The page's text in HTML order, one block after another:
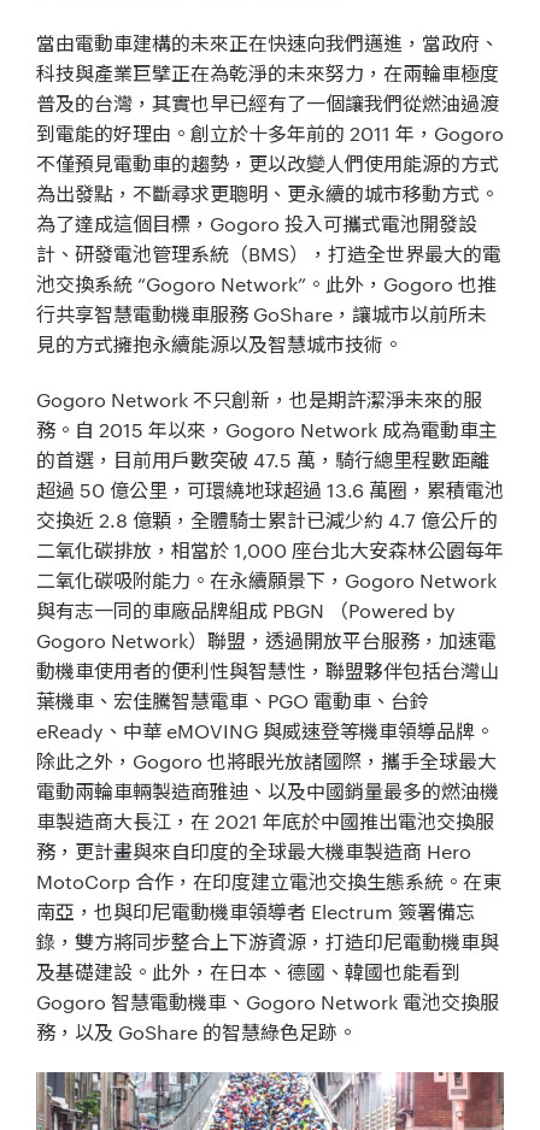
當由電動車建構的未來正在快速向我們邁進，當政府、
科技與產業巨擘正在為乾淨的未來努力，在兩輪車極度
普及的台灣，其實也早已經有了一個讓我們從燃油過渡
到電能的好理由。創立於十多年前的 2011 年，Gogoro
不僅預見電動車的趨勢，更以改變人們使用能源的方式
為出發點，不斷尋求更聰明、更永續的城市移動方式。
為了達成這個目標，Gogoro 投入可攜式電池開發設
計、研發電池管理系統（BMS），打造全世界最大的電
池交換系統 “Gogoro Network”。此外，Gogoro 也推
行共享智慧電動機車服務 GoShare，讓城市以前所未
見的方式擁抱永續能源以及智慧城市技術。
Gogoro Network 不只創新，也是期許潔淨未來的服
務。自 2015 年以來，Gogoro Network 成為電動車主
的首選，目前用戶數突破 47.5 萬，騎行總里程數距離
超過 50 億公里，可環繞地球超過 13.6 萬圈，累積電池
交換近 2.8 億顆，全體騎士累計已減少約 4.7 億公斤的
二氧化碳排放，相當於 1,000 座台北大安森林公園每年
二氧化碳吸附能力。在永續願景下，Gogoro Network
與有志一同的車廠品牌組成 PBGN （Powered by
Gogoro Network）聯盟，透過開放平台服務，加速電
動機車使用者的便利性與智慧性，聯盟夥伴包括台灣山
葉機車、宏佳騰智慧電車、PGO 電動車、台鈴
eReady、中華 eMOVING 與威速登等機車領導品牌。
除此之外，Gogoro 也將眼光放諸國際，攜手全球最大
電動兩輪車輛製造商雅迪、以及中國銷量最多的燃油機
車製造商大長江，在 2021 年底於中國推出電池交換服
務，更計畫與來自印度的全球最大機車製造商 Hero
MotoCorp 合作，在印度建立電池交換生態系統。在東
南亞，也與印尼電動機車領導者 Electrum 簽署備忘
錄，雙方將同步整合上下游資源，打造印尼電動機車與
及基礎建設。此外，在日本、德國、韓國也能看到
Gogoro 智慧電動機車、Gogoro Network 電池交換服
務，以及 GoShare 的智慧綠色足跡。